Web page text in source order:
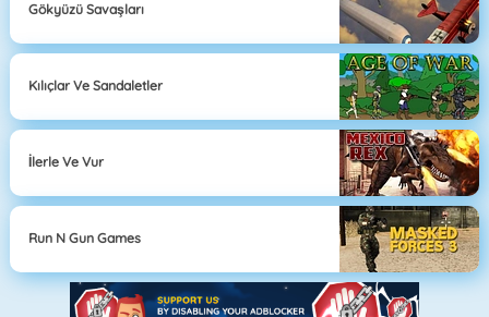
Gökyüzü Savaşları
Kılıçlar Ve Sandaletler
İlerle Ve Vur
Run N Gun Games